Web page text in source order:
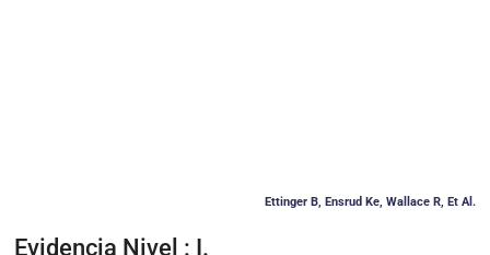
Ettinger B, Ensrud Ke, Wallace R, Et Al.
Evidencia Nivel : I.